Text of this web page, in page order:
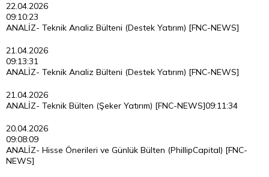
22.04.2026
09:10:23
ANALİZ- Teknik Analiz Bülteni (Destek Yatırım) [FNC-NEWS]
21.04.2026
09:13:31
ANALİZ- Teknik Analiz Bülteni (Destek Yatırım) [FNC-NEWS]
21.04.2026
09:11:34
ANALİZ- Teknik Bülten (Şeker Yatırım) [FNC-NEWS]
20.04.2026
09:08:09
ANALİZ- Hisse Önerileri ve Günlük Bülten (PhillipCapital) [FNC-
NEWS]